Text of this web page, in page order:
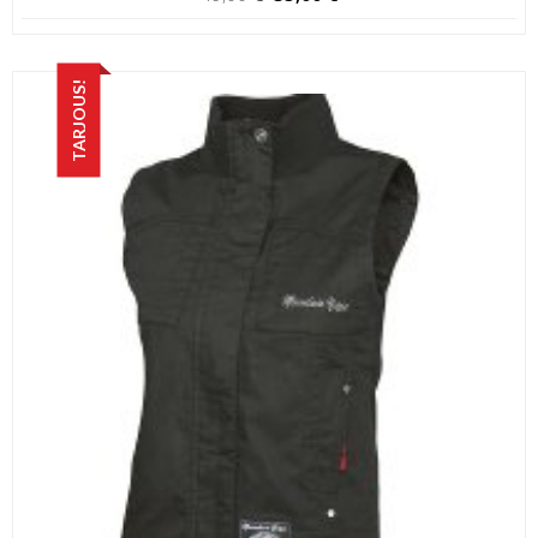
TARJOUS!